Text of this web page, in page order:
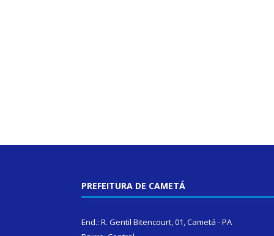
PREFEITURA DE CAMETÁ
End.: R. Gentil Bitencourt, 01, Cametá - PA